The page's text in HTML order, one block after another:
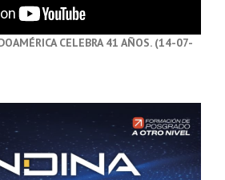
CELEBRA 41 AÑOS. (14-07-